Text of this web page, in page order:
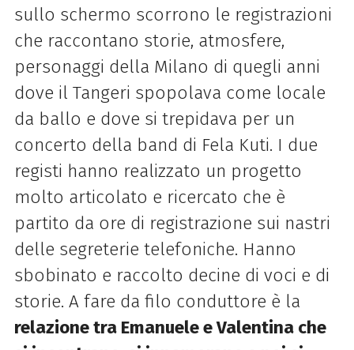
sullo schermo scorrono le registrazioni
che raccontano storie, atmosfere,
personaggi della Milano di quegli anni
dove il Tangeri spopolava come locale
da ballo e dove si trepidava per un
concerto della band di Fela Kuti. I due
registi hanno realizzato un progetto
molto articolato e ricercato che è
partito da ore di registrazione sui nastri
delle segreterie telefoniche. Hanno
sbobinato e raccolto decine di voci e di
storie. A fare da filo conduttore è la
relazione tra Emanuele e Valentina che